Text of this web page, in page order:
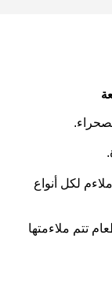
لكل أنواع
تتم ملاءمتها